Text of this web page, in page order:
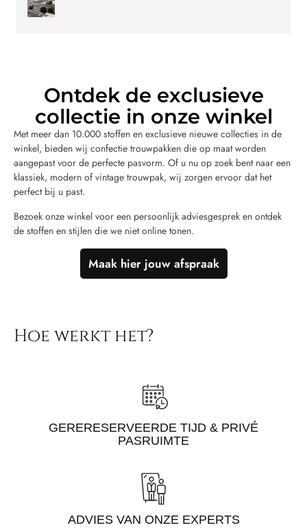
Ontdek de exclusieve
collectie in onze winkel
Met meer dan 10.000 stoffen en exclusieve nieuwe collecties in de
winkel, bieden wij confectie trouwpakken die op maat worden
aangepast voor de perfecte pasvorm. Of u nu op zoek bent naar een
klassiek, modern of vintage trouwpak, wij zorgen ervoor dat het
perfect bij u past.
Bezoek onze winkel voor een persoonlijk adviesgesprek en ontdek
de stoffen en stijlen die we niet online tonen.
Maak hier jouw afspraak
Hoe werkt het?
GERERESERVEERDE TIJD & PRIVÉ
PASRUIMTE
ADVIES VAN ONZE EXPERTS